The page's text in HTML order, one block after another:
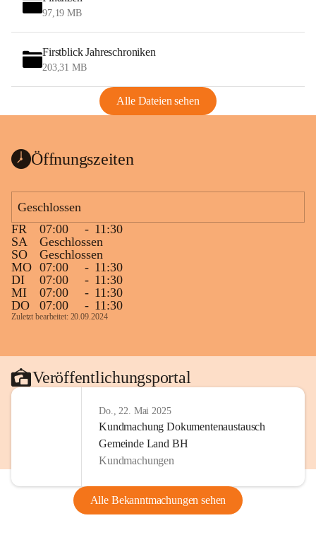
97,19 MB
Firstblick Jahreschroniken
203,31 MB
Alle Dateien sehen
Öffnungszeiten
Geschlossen
FR
07:00 - 11:30
SA
Geschlossen
SO
Geschlossen
MO 07:00 - 11:30
DI
07:00 - 11:30
MI
07:00 - 11:30
DO
07:00 - 11:30
Zuletzt bearbeitet: 20.09.2024
Veröffentlichungsportal
Do., 22. Mai 2025
Kundmachung Dokumentenaustausch
Gemeinde Land BH
Kundmachungen
Alle Bekanntmachungen sehen